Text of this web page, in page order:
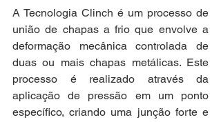
A Tecnologia Clinch é um processo de
união de chapas a frio que envolve a
deformação mecânica controlada de
duas ou mais chapas metálicas. Este
processo é realizado através da
aplicação de pressão em um ponto
específico, criando uma junção forte e